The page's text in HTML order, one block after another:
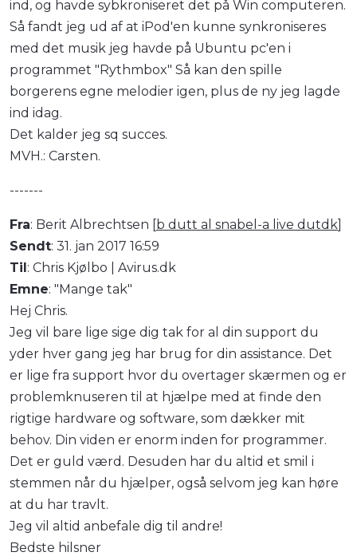
ind, og havde sybkroniseret det på Win computeren.
Så fandt jeg ud af at iPod'en kunne synkroniseres
med det musik jeg havde på Ubuntu pc'en i
programmet "Rythmbox" Så kan den spille
borgerens egne melodier igen, plus de ny jeg lagde
ind idag.
Det kalder jeg sq succes.
MVH.: Carsten.
-------
Fra: Berit Albrechtsen [b dutt al snabel-a live dutdk]
Sendt: 31. jan 2017 16:59
Til: Chris Kjølbo | Avirus.dk
Emne: "Mange tak"
Hej Chris.
Jeg vil bare lige sige dig tak for al din support du
yder hver gang jeg har brug for din assistance. Det
er lige fra support hvor du overtager skærmen og er
problemknuseren til at hjælpe med at finde den
rigtige hardware og software, som dækker mit
behov. Din viden er enorm inden for programmer.
Det er guld værd. Desuden har du altid et smil i
stemmen når du hjælper, også selvom jeg kan høre
at du har travlt.
Jeg vil altid anbefale dig til andre!
Bedste hilsner